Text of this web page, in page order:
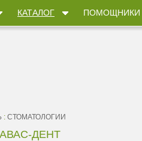
КАТАЛОГ ПОМОЩНИКИ
: СТОМАТОЛОГИИ
ДЕНТ